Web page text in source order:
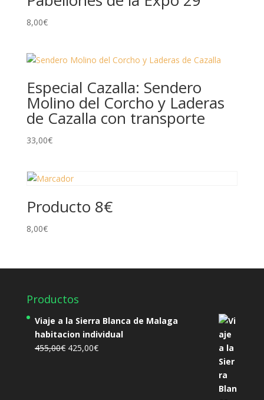
8,00€
Especial Cazalla: Sendero
Molino del Corcho y Laderas
de Cazalla con transporte
33,00€
Producto 8€
8,00€
Productos
Viaje a la Sierra Blanca de Malaga
habitacion individual
455,00€ El
425,00€El